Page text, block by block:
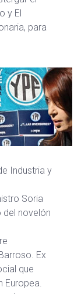
y El
para
Industria y
Soria
del novelón
Ex
que
Europea.